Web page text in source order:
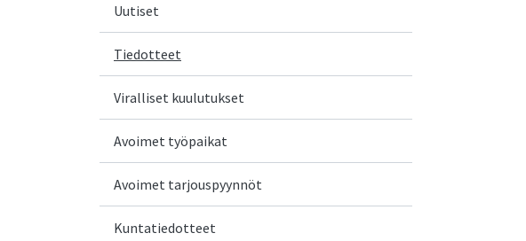
Uutiset
Tiedotteet
Viralliset kuulutukset
Avoimet työpaikat
Avoimet tarjouspyynnöt
Kuntatiedotteet